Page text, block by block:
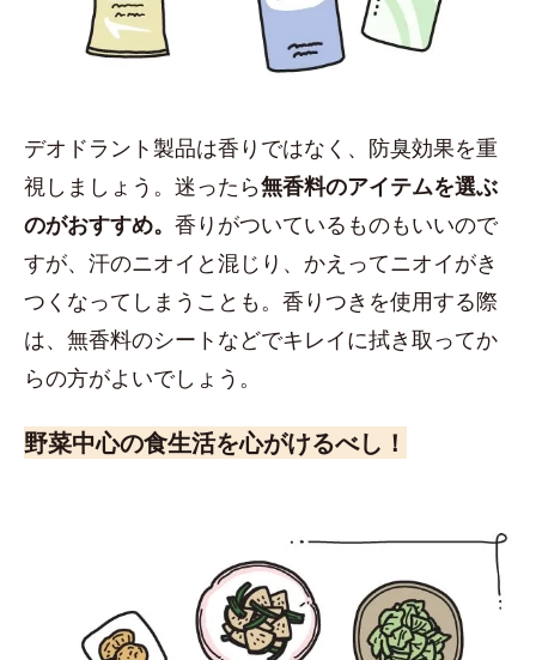
デオドラント製品は香りではなく、防臭効果を重
視しましょう。迷ったら無香料のアイテムを選ぶ
のがおすすめ。 香りがついているものもいいので
すが、汗のニオイと混じり、かえってニオイがき
つくなってしまうことも。香りつきを使用する際
は、無香料のシートなどでキレイに拭き取ってか
らの方がよいでしょう。
野菜中心の食生活を心がけるべし！